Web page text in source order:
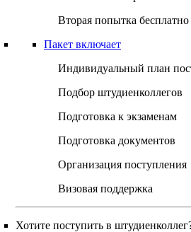
Вторая попытка бесплатно
Пакет включает
Индивидуальный план
Подбор штудиенколлегов
Подготовка к экзаменам
Подготовка документов
Организация поступления
Визовая поддержка
Хотите поступить в